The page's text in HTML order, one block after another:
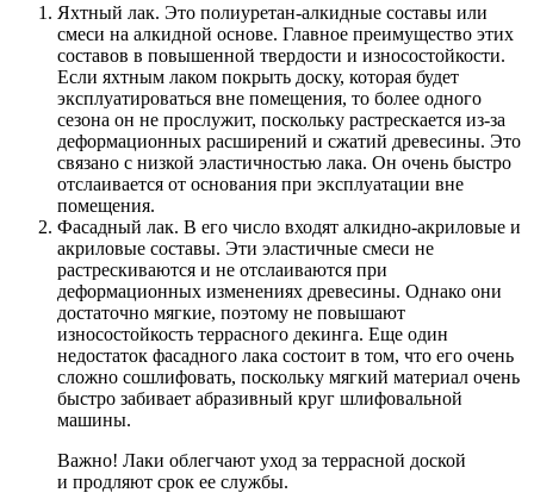
Яхтный лак. Это полиуретан-алкидные составы или
смеси на алкидной основе. Главное преимущество этих
составов в повышенной твердости и износостойкости.
Если яхтным лаком покрыть доску, которая будет
эксплуатироваться вне помещения, то более одного
сезона он не прослужит, поскольку растрескается из-за
деформационных расширений и сжатий древесины. Это
связано с низкой эластичностью лака. Он очень быстро
отслаивается от основания при эксплуатации вне
помещения.
Фасадный лак. В его число входят алкидно-акриловые и
акриловые составы. Эти эластичные смеси не
растрескиваются и не отслаиваются при
деформационных изменениях древесины. Однако они
достаточно мягкие, поэтому не повышают
износостойкость террасного декинга. Еще один
недостаток фасадного лака состоит в том, что его очень
сложно сошлифовать, поскольку мягкий материал очень
быстро забивает абразивный круг шлифовальной
машины.
Важно! Лаки облегчают уход за террасной доской
и продляют срок ее службы.